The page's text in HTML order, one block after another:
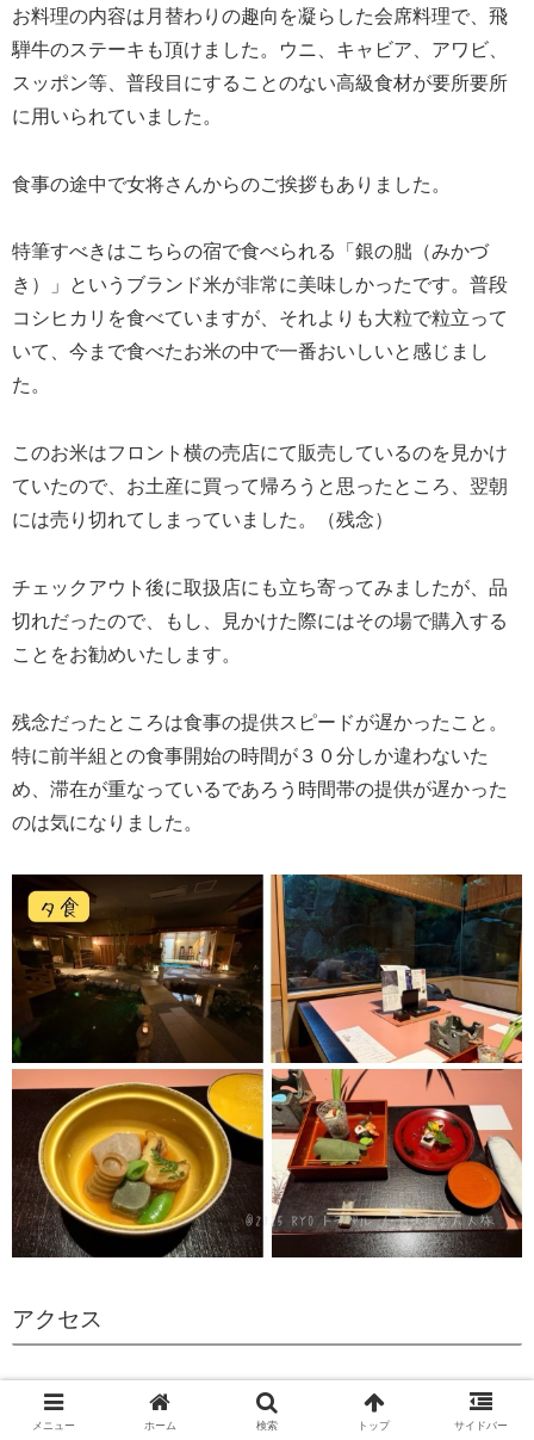
お料理の内容は月替わりの趣向を凝らした会席料理で、飛
騨牛のステーキも頂けました。ウニ、キャビア、アワビ、
スッポン等、普段目にすることのない高級食材が要所要所
に用いられていました。
食事の途中で女将さんからのご挨拶もありました。
特筆すべきはこちらの宿で食べられる「銀の朏（みかづ
き）」というブランド米が非常に美味しかったです。普段
コシヒカリを食べていますが、それよりも大粒で粒立って
いて、今まで食べたお米の中で一番おいしいと感じまし
た。
このお米はフロント横の売店にて販売しているのを見かけ
ていたので、お土産に買って帰ろうと思ったところ、翌朝
には売り切れてしまっていました。（残念）
チェックアウト後に取扱店にも立ち寄ってみましたが、品
切れだったので、もし、見かけた際にはその場で購入する
ことをお勧めいたします。
残念だったところは食事の提供スピードが遅かったこと。
特に前半組との食事開始の時間が３０分しか違わないた
め、滞在が重なっているであろう時間帯の提供が遅かった
のは気になりました。
アクセス
住所：岐阜県下呂市萩原町西上田2148-1
メニュー ホーム 検索 トップ サイドバー